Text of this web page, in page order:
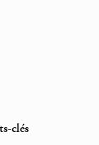
clés